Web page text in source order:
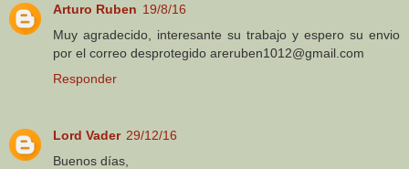
Arturo Ruben 19/8/16
Muy agradecido, interesante su trabajo y espero su envio
por el correo desprotegido areruben1012@gmail.com
Responder
Lord Vader 29/12/16
Buenos días,